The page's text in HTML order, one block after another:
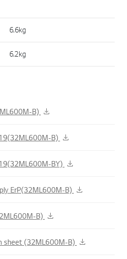
6.6kg
6.2kg
B)
B)
BY)
ErP(32ML600M-B)
B)
sheet (32ML600M-B)